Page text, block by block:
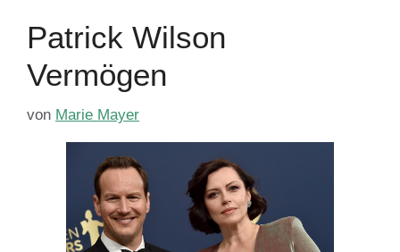
Patrick Wilson
Vermögen
von Marie Mayer